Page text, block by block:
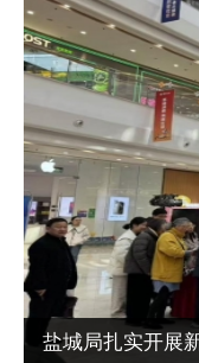
盐城局扎实开展